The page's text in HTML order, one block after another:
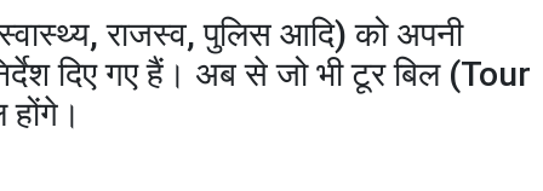
राजस्व, पुलिस आदि) को अपनी
दिए गए हैं। अब से जो भी टूर बिल (Tour